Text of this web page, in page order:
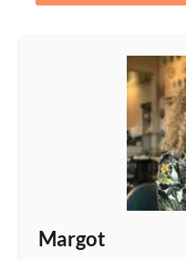
Margot